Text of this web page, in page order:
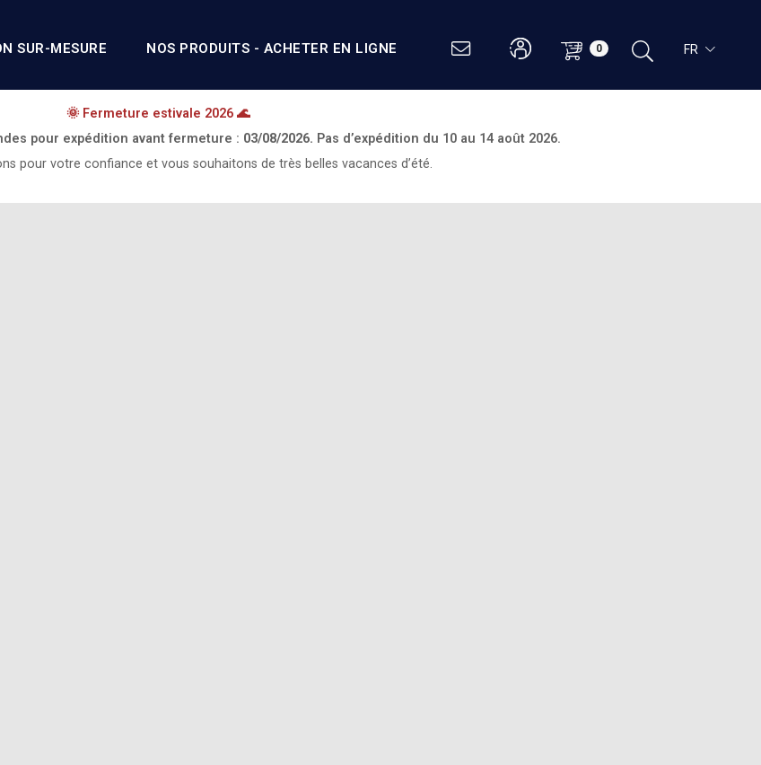
SUR-MESURE NOS PRODUITS - ACHETER EN LIGNE 0 FR
🌞 Fermeture estivale 2026 🌊
pour expédition avant fermeture : 03/08/2026. Pas d’expédition du 10 au 14 août 2026.
pour votre confiance et vous souhaitons de très belles vacances d’été.